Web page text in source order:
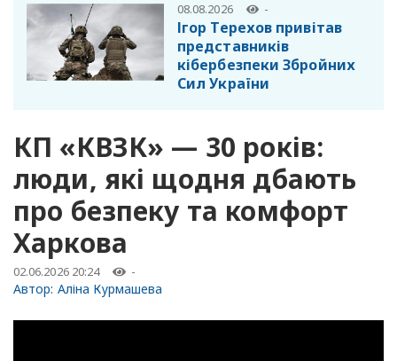
08.08.2026 -
Ігор Терехов привітав
представників
кібербезпеки Збройних
Сил України
КП «КВЗК» — 30 років:
люди, які щодня дбають
про безпеку та комфорт
Харкова
02.06.2026 20:24 -
Автор: Аліна Курмашева